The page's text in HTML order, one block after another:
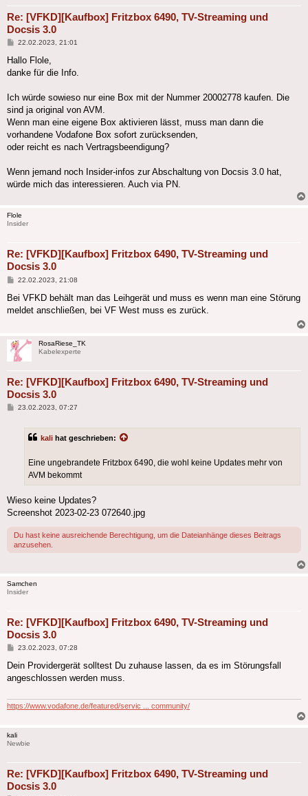
Re: [VFKD][Kaufbox] Fritzbox 6490, TV-Streaming und
Docsis 3.0
Beitrag
22.02.2023, 21:01
Hallo Flole,
danke für die Info.
Ich würde sowieso nur eine Box mit der Nummer 20002778 kaufen. Die
sind ja original von AVM.
Wenn man eine eigene Box aktivieren lässt, muss man dann die
vorhandene Vodafone Box sofort zurücksenden,
oder reicht es nach Vertragsbeendigung?
Wenn jemand noch Insider-infos zur Abschaltung von Docsis 3.0 hat,
würde mich das interessieren. Auch via PN.
Flole
Insider
Re: [VFKD][Kaufbox] Fritzbox 6490, TV-Streaming und
Docsis 3.0
Beitrag
22.02.2023, 21:08
Bei VFKD behält man das Leihgerät und muss es wenn man eine Störung
meldet anschließen, bei VF West muss es zurück.
RosaRiese_TK
Kabelexperte
Re: [VFKD][Kaufbox] Fritzbox 6490, TV-Streaming und
Docsis 3.0
Beitrag
23.02.2023, 07:27
kali hat geschrieben:
Eine ungebrandete Fritzbox 6490, die wohl keine Updates mehr von
AVM bekommt
Wieso keine Updates?
Screenshot 2023-02-23 072640.jpg
Du hast keine ausreichende Berechtigung, um die Dateianhänge dieses Beitrags
anzusehen.
Samchen
Insider
Re: [VFKD][Kaufbox] Fritzbox 6490, TV-Streaming und
Docsis 3.0
Beitrag
23.02.2023, 07:28
Dein Providergerät solltest Du zuhause lassen, da es im Störungsfall
angeschlossen werden muss.
https://www.vodafone.de/featured/servic ... community/
kali
Newbie
Re: [VFKD][Kaufbox] Fritzbox 6490, TV-Streaming und
Docsis 3.0